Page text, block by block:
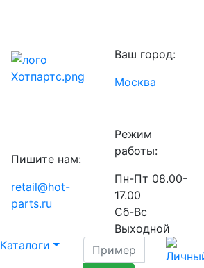
Ваш город:
Москва
Пишите нам:
retail@hot-
parts.ru
Режим
работы:
Пн-Пт 08.00-
17.00
Сб-Вс
Выходной
Каталоги